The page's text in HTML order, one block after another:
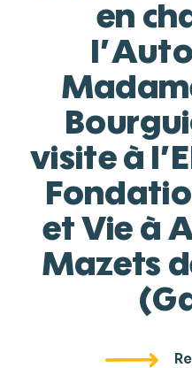
en
visite à
et Vie à
Mazets